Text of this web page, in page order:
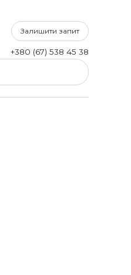
Залишити запит
+380 (67) 538 45 38